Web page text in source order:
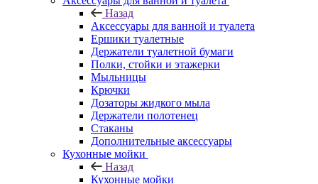
Назад
Аксессуары для ванной и туалета
Ершики туалетные
Держатели туалетной бумаги
Полки, стойки и этажерки
Мыльницы
Крючки
Дозаторы жидкого мыла
Держатели полотенец
Стаканы
Дополнительные аксессуары
Кухонные мойки
Назад
Кухонные мойки